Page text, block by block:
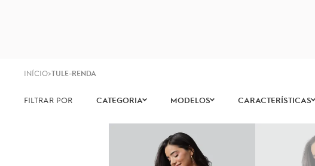
INÍCIO TULE-RENDA
CARACTERÍSTICAS
MODELOS
CATEGORIA